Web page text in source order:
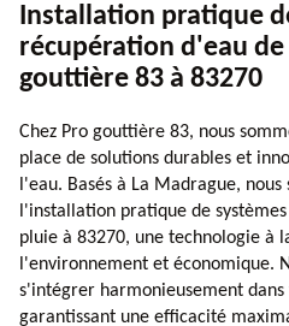
Installation pratique
récupération d'eau
gouttière 83 à 83270
Chez Pro gouttière 83, nous
place de solutions durables et
l'eau. Basés à La Madrague,
l'installation pratique de
pluie à 83270, une technologie à
l'environnement et économique.
s'intégrer harmonieusement
garantissant une efficacité